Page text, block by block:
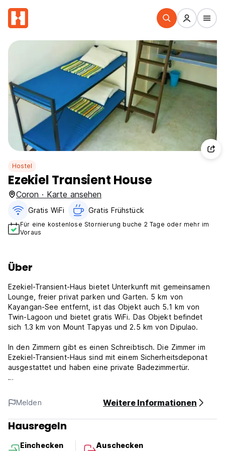
Hostel
Ezekiel Transient House
Coron · Karte ansehen
Gratis WiFi Gratis Frühstück
Für eine kostenlose Stornierung buche 2 Tage oder mehr im
Voraus
Über
Ezekiel-Transient-Haus bietet Unterkunft mit gemeinsamen
Lounge, freier privat parken und Garten. 5 km von
Kayangan-See entfernt, ist das Objekt auch 5.1 km von
Twin-Lagoon und bietet gratis WiFi. Das Objekt befindet
sich 1.3 km von Mount Tapyas und 2.5 km von Dipulao.
In den Zimmern gibt es einen Schreibtisch. Die Zimmer im
Ezekiel-Transient-Haus sind mit einem Sicherheitsdeponat
ausgestattet und haben eine private Badezimmertür.
entfernt, während Coron-Public-Markt 800 m entfernt ist.
Der nächste Flughafen ist Busuanga-Flughafen, 22 km vom
Unterkunft entfernt.
Melden Weitere Informationen
Hausregeln
Einchecken
Auschecken